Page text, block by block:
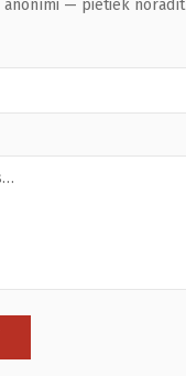
anonīmi — pietiek norādīt